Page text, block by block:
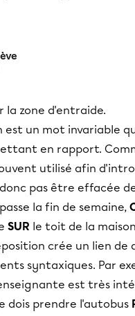
la zone d'entraide.
est un mot invariable
en rapport.
utilisé afin
pas être effacée
la fin de semaine,
SUR le toit de la
crée un lien
syntaxiques. Par
est très
dois prendre l'autobus